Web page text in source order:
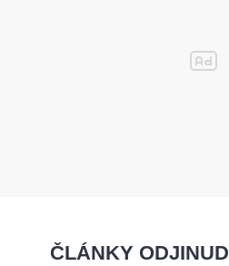
ČLÁNKY ODJINUD